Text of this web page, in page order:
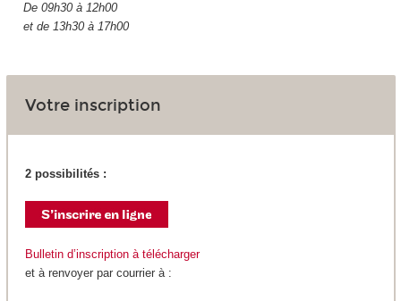
De 09h30 à 12h00
et de 13h30 à 17h00
Votre inscription
2 possibilités :
Bulletin d’inscription à télécharger
et à renvoyer par courrier à :